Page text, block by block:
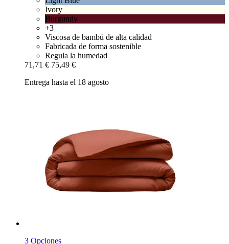
Ivory
Burgundy
+3
Viscosa de bambú de alta calidad
Fabricada de forma sostenible
Regula la humedad
71,71 € 75,49 €
Entrega hasta el 18 agosto
3 Opciones